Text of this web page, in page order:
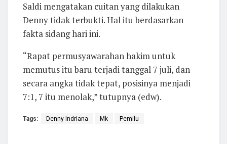
Saldi mengatakan cuitan yang dilakukan
Denny tidak terbukti. Hal itu berdasarkan
fakta sidang hari ini.
“Rapat permusyawarahan hakim untuk
memutus itu baru terjadi tanggal 7 juli, dan
secara angka tidak tepat, posisinya menjadi
7:1, 7 itu menolak,” tutupnya (edw).
Tags: Denny Indriana Mk Pemilu